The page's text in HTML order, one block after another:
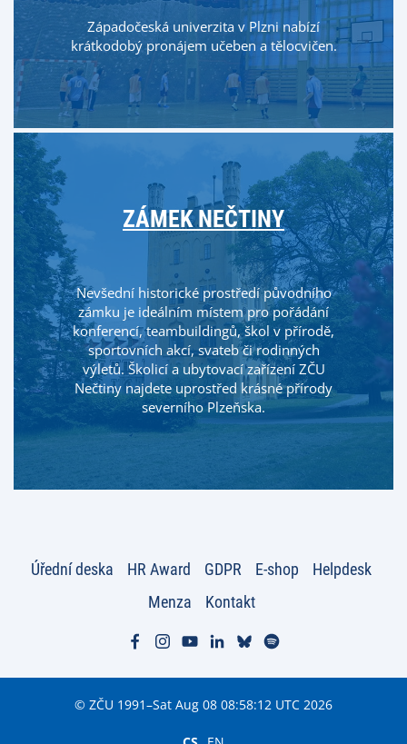
Západočeská univerzita v Plzni nabízí
krátkodobý pronájem učeben a tělocvičen.
ZÁMEK NEČTINY
Nevšední historické prostředí původního
zámku je ideálním místem pro pořádání
konferencí, teambuildingů, škol v přírodě,
sportovních akcí, svateb či rodinných
výletů. Školicí a ubytovací zařízení ZČU
Nečtiny najdete uprostřed krásné přírody
severního Plzeňska.
Úřední deska HR Award GDPR E-shop
Helpdesk
Menza
Kontakt
© ZČU 1991–Sat Aug 08 08:58:12 UTC 2026